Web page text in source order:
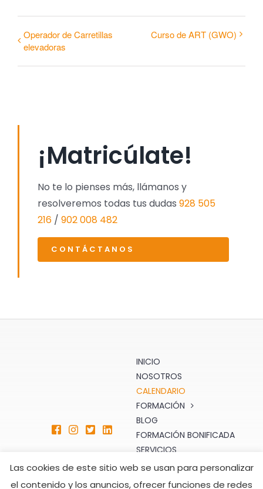
Operador de Carretillas
elevadoras
Curso de ART (GWO)
¡Matricúlate!
No te lo pienses más, llámanos y
resolveremos todas tus dudas 928 505
216/ 902 008 482
CONTÁCTANOS
INICIO
NOSOTROS
CALENDARIO
FORMACIÓN
BLOG
FORMACIÓN BONIFICADA
SERVICIOS
TIENDA
CONTACTO
Las cookies de este sitio web se usan para personalizar
el contenido y los anuncios, ofrecer funciones de redes